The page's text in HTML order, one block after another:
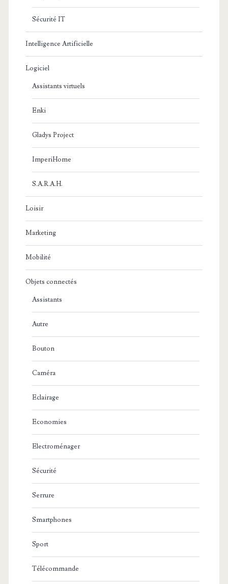
Sécurité IT
Intelligence Artificielle
Logiciel
Assistants virtuels
Enki
Gladys Project
ImperiHome
S.A.R.A.H.
Loisir
Marketing
Mobilité
Objets connectés
Assistants
Autre
Bouton
Caméra
Eclairage
Economies
Electroménager
Sécurité
Serrure
Smartphones
Sport
Télécommande